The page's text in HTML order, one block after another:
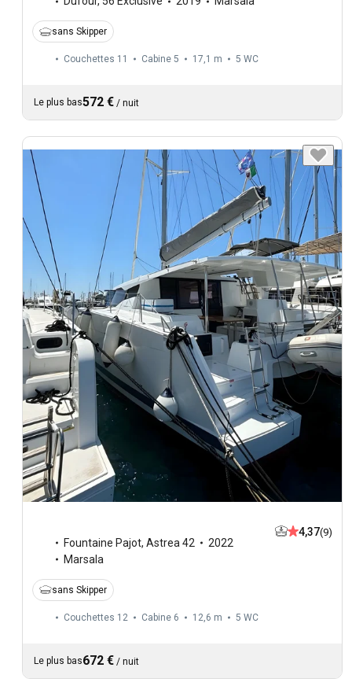
sans Skipper
Couchettes 11 Cabine 5 17,1 m 5 WC
Le plus bas572 € / nuit
Fountaine Pajot, Astrea 42
2022
Marsala
4,37(9)
sans Skipper
Couchettes 12 Cabine 6 12,6 m 5 WC
Le plus bas672 € / nuit